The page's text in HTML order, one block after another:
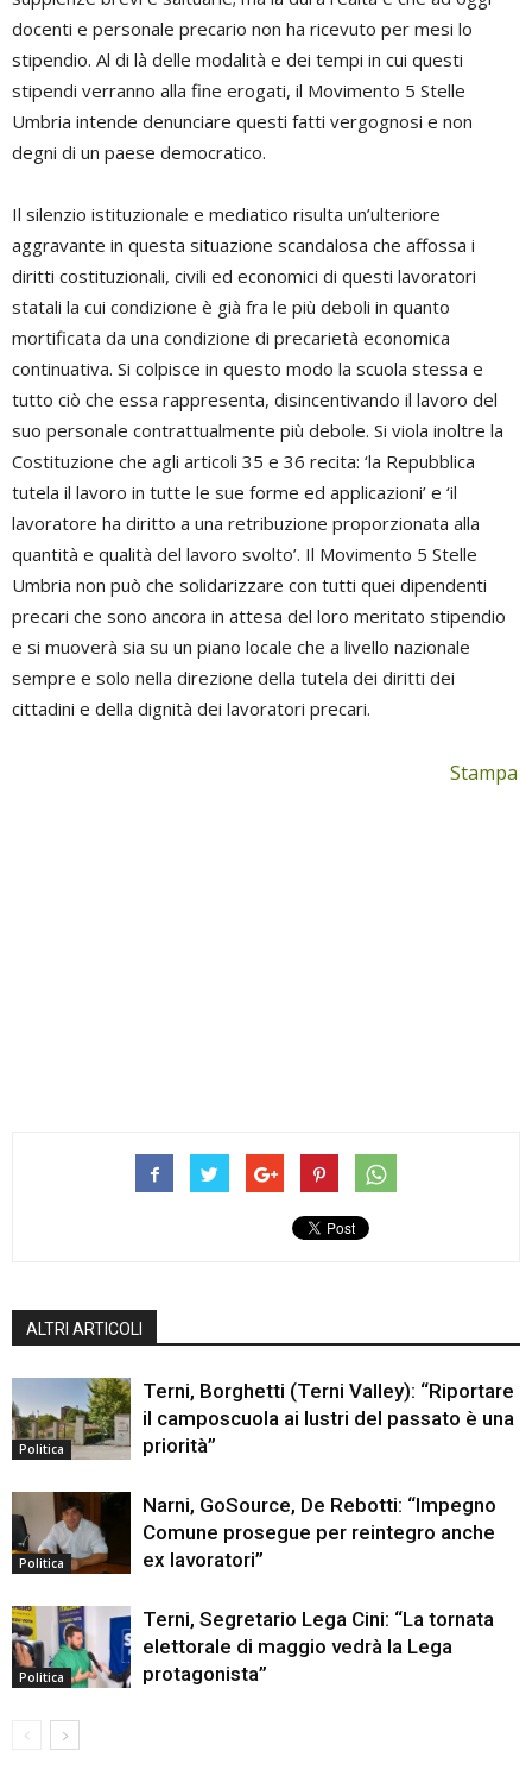
docenti e personale precario non ha ricevuto per mesi lo
stipendio. Al di là delle modalità e dei tempi in cui questi
stipendi verranno alla fine erogati, il Movimento 5 Stelle
Umbria intende denunciare questi fatti vergognosi e non
degni di un paese democratico.
Il silenzio istituzionale e mediatico risulta un’ulteriore
aggravante in questa situazione scandalosa che affossa i
diritti costituzionali, civili ed economici di questi lavoratori
statali la cui condizione è già fra le più deboli in quanto
mortificata da una condizione di precarietà economica
continuativa. Si colpisce in questo modo la scuola stessa e
tutto ciò che essa rappresenta, disincentivando il lavoro del
suo personale contrattualmente più debole. Si viola inoltre la
Costituzione che agli articoli 35 e 36 recita: ‘la Repubblica
tutela il lavoro in tutte le sue forme ed applicazioni’ e ‘il
lavoratore ha diritto a una retribuzione proporzionata alla
quantità e qualità del lavoro svolto’. Il Movimento 5 Stelle
Umbria non può che solidarizzare con tutti quei dipendenti
precari che sono ancora in attesa del loro meritato stipendio
e si muoverà sia su un piano locale che a livello nazionale
sempre e solo nella direzione della tutela dei diritti dei
cittadini e della dignità dei lavoratori precari.
Stampa
ALTRI ARTICOLI
Politica
Terni, Borghetti (Terni Valley): “Riportare
il camposcuola ai lustri del passato è una
priorità”
Politica
Narni, GoSource, De Rebotti: “Impegno
Comune prosegue per reintegro anche
ex lavoratori”
Politica
Terni, Segretario Lega Cini: “La tornata
elettorale di maggio vedrà la Lega
protagonista”